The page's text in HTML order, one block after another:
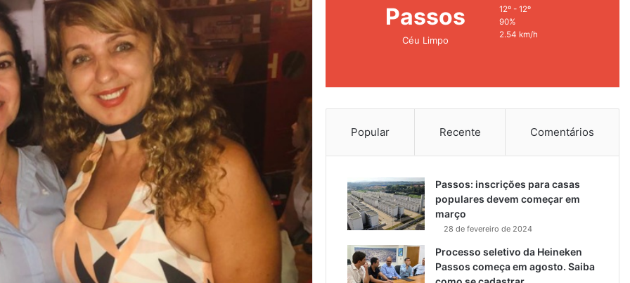
Passos
Céu Limpo
12º - 12º
90%
2.54 km/h
Popular Recente Comentários
Passos: inscrições para casas
populares devem começar em
março
28 de fevereiro de 2024
Processo seletivo da Heineken
Passos começa em agosto. Saiba